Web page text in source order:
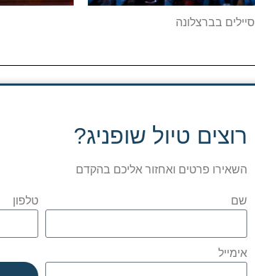
סיילים בברצלונה
רוצים טיול שופניג?
השאירו פרטים ואחזור אליכם בהקדם
שם טלפון
אימייל